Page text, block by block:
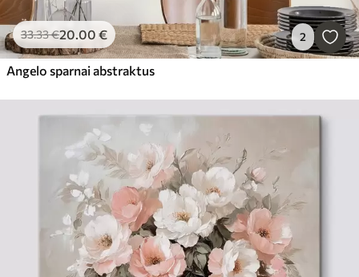
33.33€20.00 € 2
Angelo sparnai abstraktus